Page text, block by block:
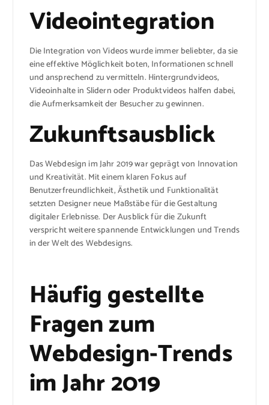
Videointegration
Die Integration von Videos wurde immer beliebter, da sie
eine effektive Möglichkeit boten, Informationen schnell
und ansprechend zu vermitteln. Hintergrundvideos,
Videoinhalte in Slidern oder Produktvideos halfen dabei,
die Aufmerksamkeit der Besucher zu gewinnen.
Zukunftsausblick
Das Webdesign im Jahr 2019 war geprägt von Innovation
und Kreativität. Mit einem klaren Fokus auf
Benutzerfreundlichkeit, Ästhetik und Funktionalität
setzten Designer neue Maßstäbe für die Gestaltung
digitaler Erlebnisse. Der Ausblick für die Zukunft
verspricht weitere spannende Entwicklungen und Trends
in der Welt des Webdesigns.
Häufig gestellte
Fragen zum
Webdesign-Trends
im Jahr 2019